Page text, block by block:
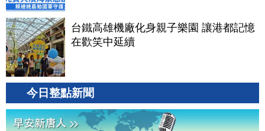
台鐵高雄機廠化身親子樂園 讓港都記憶
在歡笑中延續
今日整點新聞